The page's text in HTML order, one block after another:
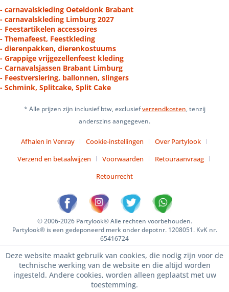
- carnavalskleding Oeteldonk Brabant
- carnavalskleding Limburg 2027
- Feestartikelen accessoires
- Themafeest, Feestkleding
- dierenpakken, dierenkostuums
- Grappige vrijgezellenfeest kleding
- Carnavalsjassen Brabant Limburg
- Feestversiering, ballonnen, slingers
- Schmink, Splitcake, Split Cake
* Alle prijzen zijn inclusief btw, exclusiefverzendkosten, tenzij
anderszins aangegeven.
Afhalen in Venray Cookie-instellingen
Over Partylook
Verzend en betaalwijzen
Voorwaarden
Retouraanvraag
Retourrecht
© 2006-2026 Partylook® Alle rechten voorbehouden.
Partylook® is een gedeponeerd merk onder depotnr. 1208051. KvK nr.
65416724
Deze website maakt gebruik van cookies, die nodig zijn voor de
technische werking van de website en die altijd worden
ingesteld. Andere cookies, worden alleen geplaatst met uw
toestemming.